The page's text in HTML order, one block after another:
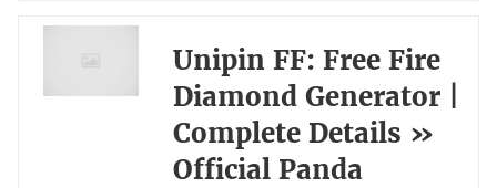
Unipin FF: Free Fire
Diamond Generator |
Complete Details »
Official Panda